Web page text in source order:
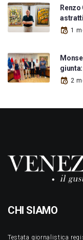
1
2
CHI SIAMO
Testata giornalistica